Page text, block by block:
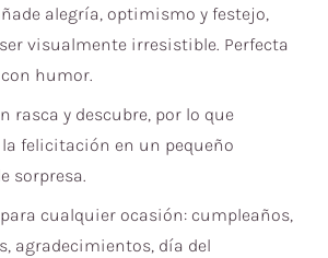
alegría, optimismo y festejo,
visualmente irresistible. Perfecta
humor.
rasca y descubre, por lo que
felicitación en un pequeño
sorpresa.
cualquier ocasión: cumpleaños,
agradecimientos, día del